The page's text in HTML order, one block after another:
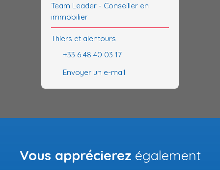
Team Leader - Conseiller en
immobilier
Thiers et alentours
+33 6 48 40 03 17
Envoyer un e-mail
Vous apprécierez également